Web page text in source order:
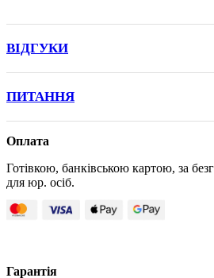
ВІДГУКИ
ПИТАННЯ
Оплата
Готівкою, банківською картою, за
для юр. осіб.
Гарантія